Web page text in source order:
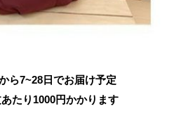
ら7~28日でお届け予定
たり 1000円かかります